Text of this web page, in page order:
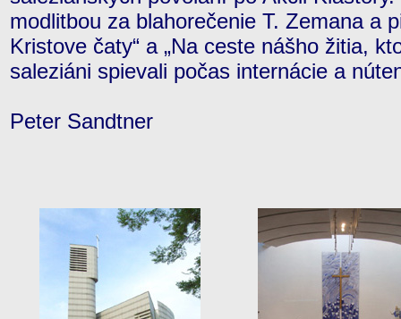
modlitbou za blahorečenie T. Zemana a
Kristove čaty“ a „Na ceste nášho žitia,
saleziáni spievali počas internácie a
Peter Sandtner